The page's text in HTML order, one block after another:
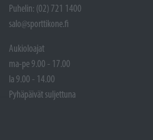
Puhelin: (02) 721 1400
salo@sporttikone.fi
Aukioloajat
ma-pe 9.00 - 17.00
la 9.00 - 14.00
Pyhäpäivät suljettuna